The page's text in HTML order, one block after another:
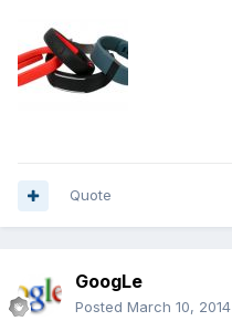
Quote
GoogLe
Posted March 10, 2014